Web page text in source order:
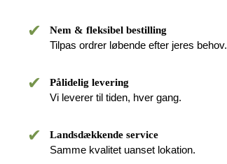
✔ Nem & fleksibel bestilling
Tilpas ordrer løbende efter jeres behov.
✔ Pålidelig levering
Vi leverer til tiden, hver gang.
✔ Landsdækkende service
Samme kvalitet uanset lokation.